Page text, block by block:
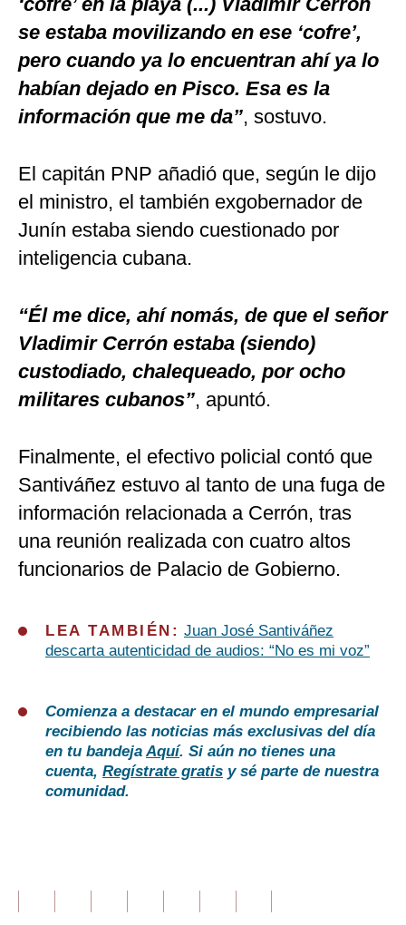
se estaba movilizando en ese ‘cofre’,
pero cuando ya lo encuentran ahí ya lo
habían dejado en Pisco. Esa es la
información que me da”, sostuvo.
El capitán PNP añadió que, según le dijo
el ministro, el también exgobernador de
Junín estaba siendo cuestionado por
inteligencia cubana.
“Él me dice, ahí nomás, de que el señor
Vladimir Cerrón estaba (siendo)
custodiado, chalequeado, por ocho
militares cubanos”, apuntó.
Finalmente, el efectivo policial contó que
Santiváñez estuvo al tanto de una fuga de
información relacionada a Cerrón, tras
una reunión realizada con cuatro altos
funcionarios de Palacio de Gobierno.
LEA TAMBIÉN: Juan José Santiváñez
descarta autenticidad de audios: “No es mi voz”
Comienza a destacar en el mundo empresarial
recibiendo las noticias más exclusivas del día
en tu bandejaAquí. Si aún no tienes una
cuenta, Regístrate gratis y sé parte de nuestra
comunidad.